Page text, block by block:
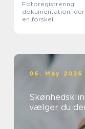
Fotoregistrering:
dokumentation,
en forskel
06. May 2026
vælger du